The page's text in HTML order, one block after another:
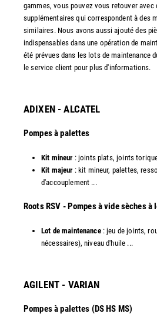
gammes, vous pouvez vous retouver avec
supplémentaires qui correspondent à des
similaires. Nous avons aussi ajouté des
indispensables dans une opération de
été prévues dans les lots de maintenance
le service client pour plus d'informations.
ADIXEN - ALCATEL
Pompes à palettes
Kit mineur : joints plats, joints
Kit majeur : kit mineur, palettes,
d'accouplement ...​
​Roots RSV - Pompes à vide sèches à
Lot de maintenance: jeu de joints,
nécessaires), niveau d'huile ...​
AGILENT - VARIAN
Pompes à palettes (DS HS MS)